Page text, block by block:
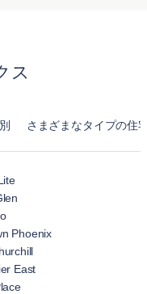
ものをすべて整えてい
ス
さまざまなタイプの住
Phoenix
East